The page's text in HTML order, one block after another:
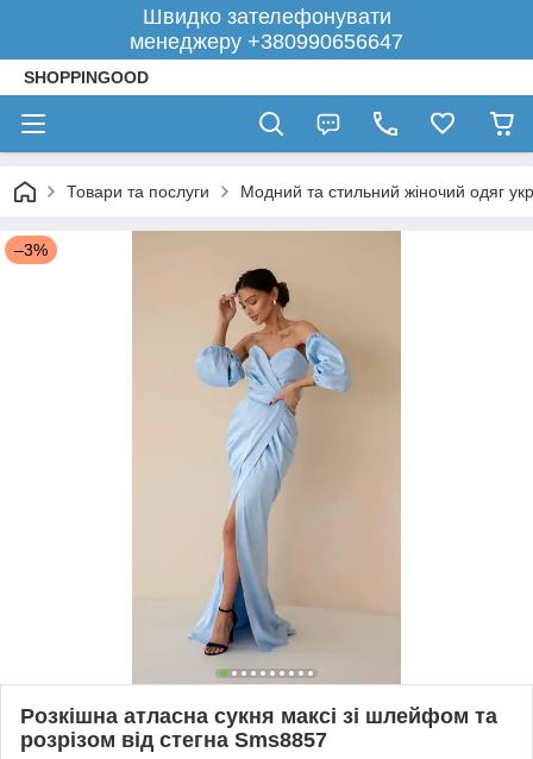
Швидко зателефонувати
менеджеру +380990656647
SHOPPINGOOD
Товари та послуги Модний та стильний жіночий одяг
–3%
Розкішна атласна сукня максі зі шлейфом та
розрізом від стегна Sms8857